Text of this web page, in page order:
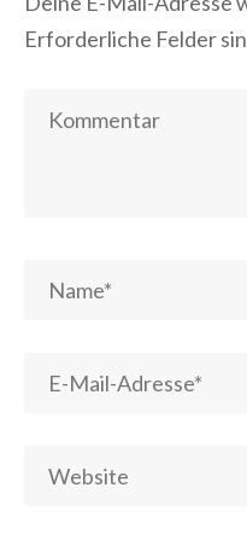
Erforderliche Felder